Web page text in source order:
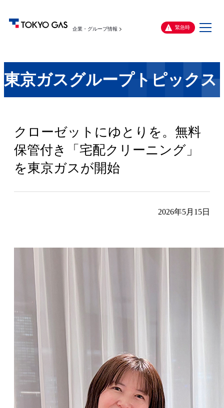
企業・グループ情報 緊急時
メ
東京ガスグループトピックス
クローゼットにゆとりを。無料
保管付き「宅配クリーニング」
を東京ガスが開始
2026年5月15日